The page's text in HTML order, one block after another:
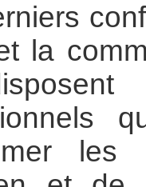
la